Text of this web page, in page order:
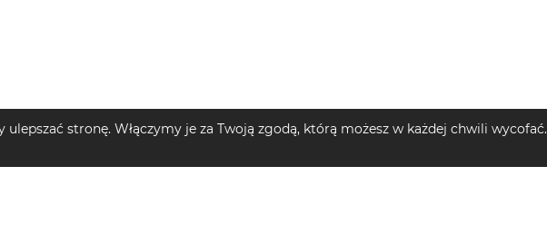
stronę. Włączymy je za Twoją zgodą, którą możesz w każdej chwili wycofać.